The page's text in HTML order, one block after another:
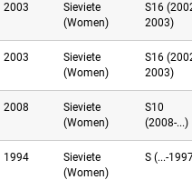
2003
Sieviete
(Women)
S16
2003)
2003
Sieviete
(Women)
S16
2003)
2008
Sieviete
(Women)
S10
(2008-...)
1994
Sieviete
(Women)
S (...-